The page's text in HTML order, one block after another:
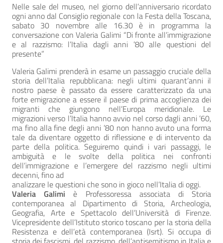
Nelle sale del museo, nel giorno dell’anniversario ricordato
ogni anno dal Consiglio regionale con la Festa della Toscana,
sabato 30 novembre alle 16.30 è in programma la
conversazione con Valeria Galimi “Di fronte all’immigrazione
e al razzismo: l’Italia dagli anni ’80 alle questioni del
presente”
Valeria Galimi prenderà in esame un passaggio cruciale della
storia dell’Italia repubblicana: negli ultimi quarant’anni il
nostro paese è passato da essere caratterizzato da una
forte emigrazione a essere il paese di prima accoglienza dei
migranti che giungono nell’Europa meridionale. Le
migrazioni verso l’Italia hanno avvio nel corso dagli anni ’60,
ma fino alla fine degli anni ’80 non hanno avuto una forma
tale da diventare oggetto di riflessione e di intervento da
parte della politica. Seguiremo quindi i vari passaggi, le
ambiguità e le svolte della politica nei confronti
dell’immigrazione e l’emergere del razzismo negli ultimi
decenni, fino ad
analizzare le questioni che sono in gioco nell’Italia di oggi.
Valeria Galimi è Professoressa associata di Storia
contemporanea al Dipartimento di Storia, Archeologia,
Geografia, Arte e Spettacolo dell’Università di Firenze.
Vicepresidente dell’Istituto storico toscano per la storia della
Resistenza e dell’età contemporanea (Isrt). Si occupa di